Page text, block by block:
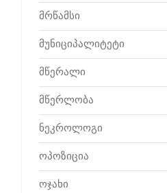
მრწამსი
მუნიციპალიტეტი
მწერალი
მწერლობა
ნეკროლოგი
ოპოზიცია
ოჯახი